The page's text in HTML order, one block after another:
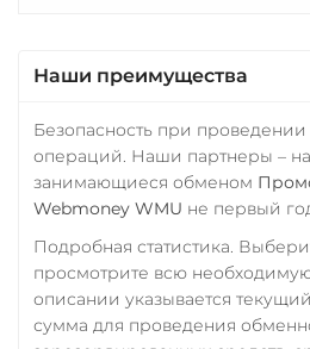
Наши преимущества
Безопасность при
операций. Наши партнеры –
занимающиеся обменом
Webmoney WMU не первый
Подробная статистика.
просмотрите всю
описании указывается
сумма для проведения